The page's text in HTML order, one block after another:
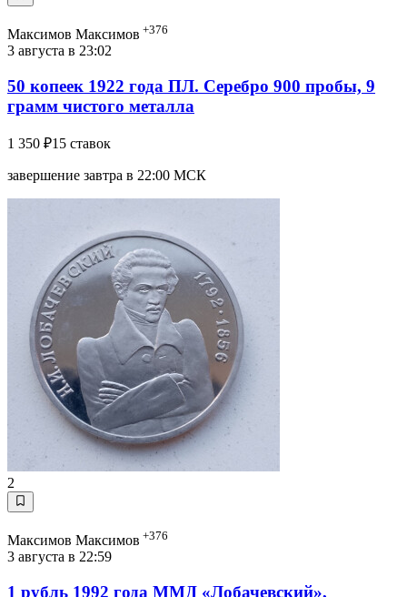
Максимов Максимов +376
3 августа в 23:02
50 копеек 1922 года ПЛ. Серебро 900 пробы, 9
грамм чистого металла
1 350 ₽15 ставок
завершение завтра в 22:00 МСК
2
Максимов Максимов +376
3 августа в 22:59
1 рубль 1992 года ММД «Лобачевский»,